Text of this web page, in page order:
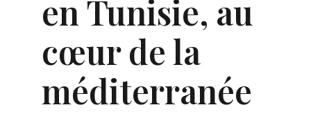
en Tunisie, au
cœur de la
méditerranée